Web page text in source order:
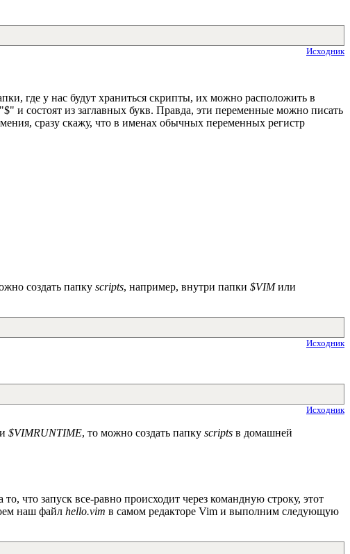
Исходник
где у нас будут храниться скрипты, их можно расположить в
и состоят из заглавных букв. Правда, эти переменные можно писать
сразу скажу, что в именах обычных переменных регистр
создать папку scripts, например, внутри папки $VIMили
Исходник
Исходник
$VIMRUNTIME, то можно создать папку scripts в домашней
что запуск все-равно происходит через командную строку, этот
наш файл hello.vim в самом редакторе Vim и выполним следующую